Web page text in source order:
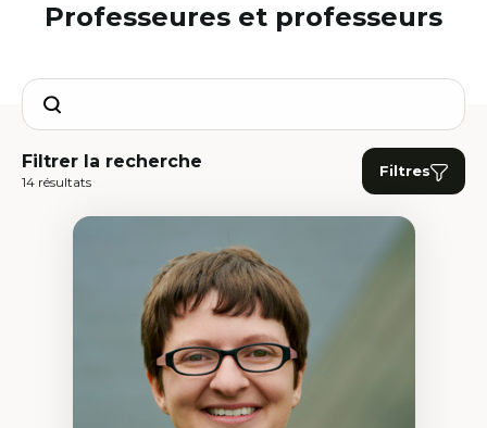
Professeures et professeurs
Search
Filtrer la recherche
14 résultats
Filtres